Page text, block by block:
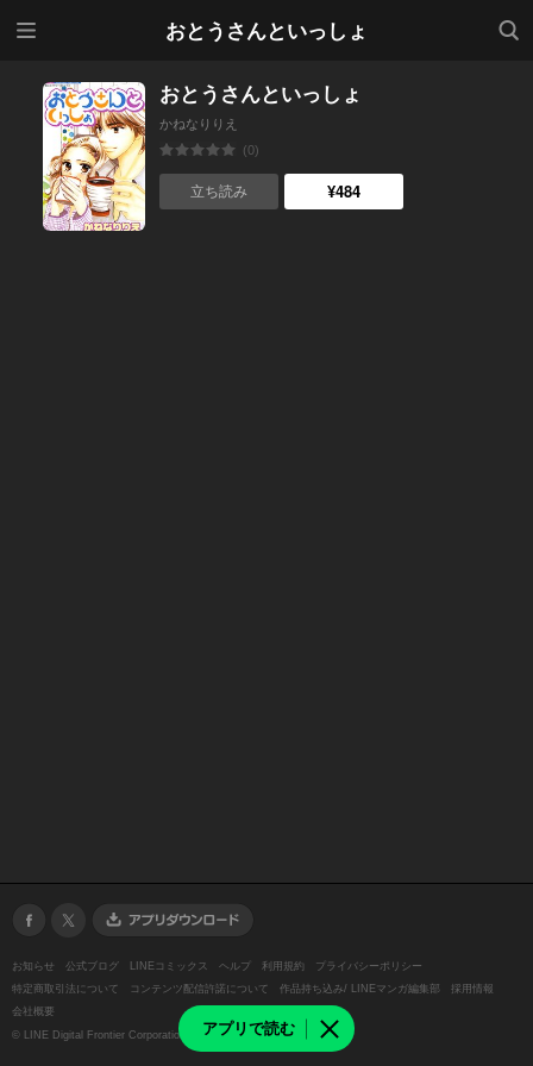
おとうさんといっしょ
検索
アプリで読む
おとうさんといっしょ
かねなりりえ
(0)
立ち読み ¥484
お知らせ 公式ブログ LINEコミックス ヘルプ 利用規約
プライバシーポリシー
特定商取引法について
コンテンツ配信許諾について 作品持ち込み/ LINEマンガ編集部
採用情報
会社概要
© LINE Digital Frontier Corporation